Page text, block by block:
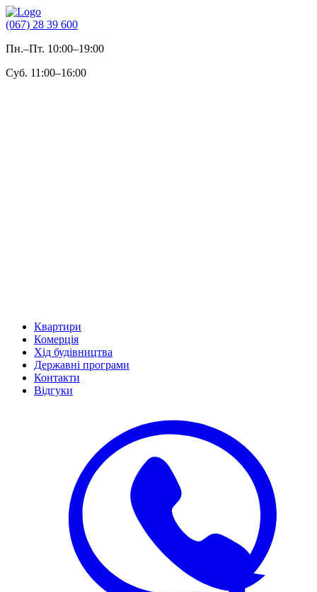
(067) 28 39 600
Пн.–Пт. 10:00–19:00
Суб. 11:00–16:00
Квартири
Комерція
Хід будівництва
Державні програми
Контакти
Відгуки